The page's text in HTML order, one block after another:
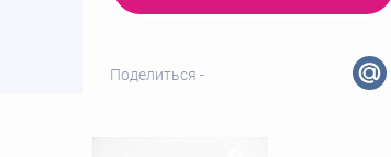
Поделиться -